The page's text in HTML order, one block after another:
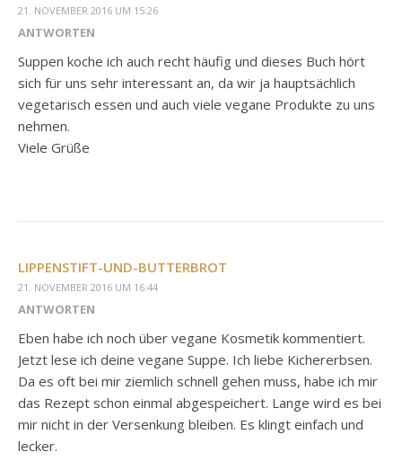
21. NOVEMBER 2016 UM 15:26
ANTWORTEN
Suppen koche ich auch recht häufig und dieses Buch hört
sich für uns sehr interessant an, da wir ja hauptsächlich
vegetarisch essen und auch viele vegane Produkte zu uns
nehmen.
Viele Grüße
LIPPENSTIFT-UND-BUTTERBROT
21. NOVEMBER 2016 UM 16:44
ANTWORTEN
Eben habe ich noch über vegane Kosmetik kommentiert.
Jetzt lese ich deine vegane Suppe. Ich liebe Kichererbsen.
Da es oft bei mir ziemlich schnell gehen muss, habe ich mir
das Rezept schon einmal abgespeichert. Lange wird es bei
mir nicht in der Versenkung bleiben. Es klingt einfach und
lecker.